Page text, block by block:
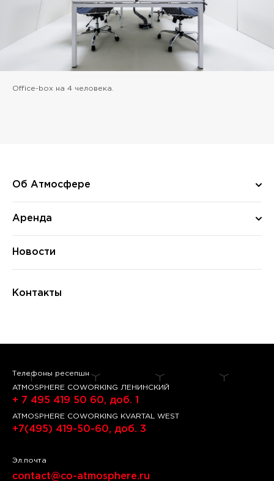
Office-box на 4 человека.
Об Атмосфере
Аренда
Новости
Контакты
Телефоны ресепшн
ATMOSPHERE COWORKING ЛЕНИНСКИЙ
+ 7 495 419 50 60, доб. 1
ATMOSPHERE COWORKING KVARTAL WEST
+7(495) 419-50-60, доб. 3
Эл.почта
contact@co-atmosphere.ru